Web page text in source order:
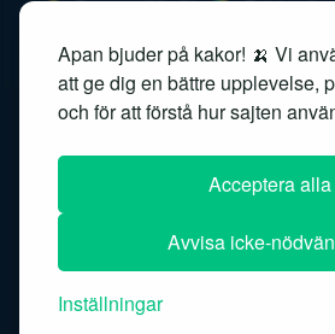
Apan bjuder på kakor! 🍌 Vi
att ge dig en bättre upplevelse,
och för att förstå hur sajten
Acceptera alla
Avvisa icke-
Inställningar
Search ranking
Semantic search
Similarity search
Speech-to-text